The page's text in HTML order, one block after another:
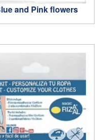
and Pink flowers